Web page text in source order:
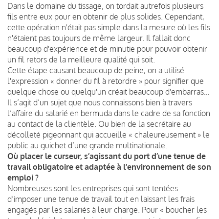
Dans le domaine du tissage, on tordait autrefois plusieurs
fils entre eux pour en obtenir de plus solides. Cependant,
cette opération n'était pas simple dans la mesure où les fils
n'étaient pas toujours de même largeur. Il fallait donc
beaucoup d'expérience et de minutie pour pouvoir obtenir
un fil retors de la meilleure qualité qui soit.
Cette étape causant beaucoup de peine, on a utilisé
l'expression « donner du fil à retordre » pour signifier que
quelque chose ou quelqu'un créait beaucoup d'embarras…
Il s’agit d’un sujet que nous connaissons bien à travers
l’affaire du salarié en bermuda dans le cadre de sa fonction
au contact de la clientèle. Ou bien de la secrétaire au
décolleté pigeonnant qui accueille « chaleureusement » le
public au guichet d’une grande multinationale.
Où placer le curseur, s’agissant du port d’une tenue de
travail obligatoire et adaptée à l’environnement de son
emploi ?
Nombreuses sont les entreprises qui sont tentées
d’imposer une tenue de travail tout en laissant les frais
engagés par les salariés à leur charge. Pour « boucher les